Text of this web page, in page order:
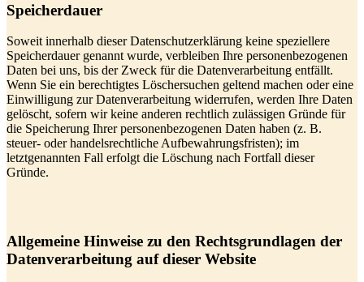
Speicherdauer
Soweit innerhalb dieser Datenschutzerklärung keine speziellere
Speicherdauer genannt wurde, verbleiben Ihre personenbezogenen
Daten bei uns, bis der Zweck für die Datenverarbeitung entfällt.
Wenn Sie ein berechtigtes Löschersuchen geltend machen oder eine
Einwilligung zur Datenverarbeitung widerrufen, werden Ihre Daten
gelöscht, sofern wir keine anderen rechtlich zulässigen Gründe für
die Speicherung Ihrer personenbezogenen Daten haben (z. B.
steuer- oder handelsrechtliche Aufbewahrungsfristen); im
letztgenannten Fall erfolgt die Löschung nach Fortfall dieser
Gründe.
Allgemeine Hinweise zu den Rechtsgrundlagen der
Datenverarbeitung auf dieser Website